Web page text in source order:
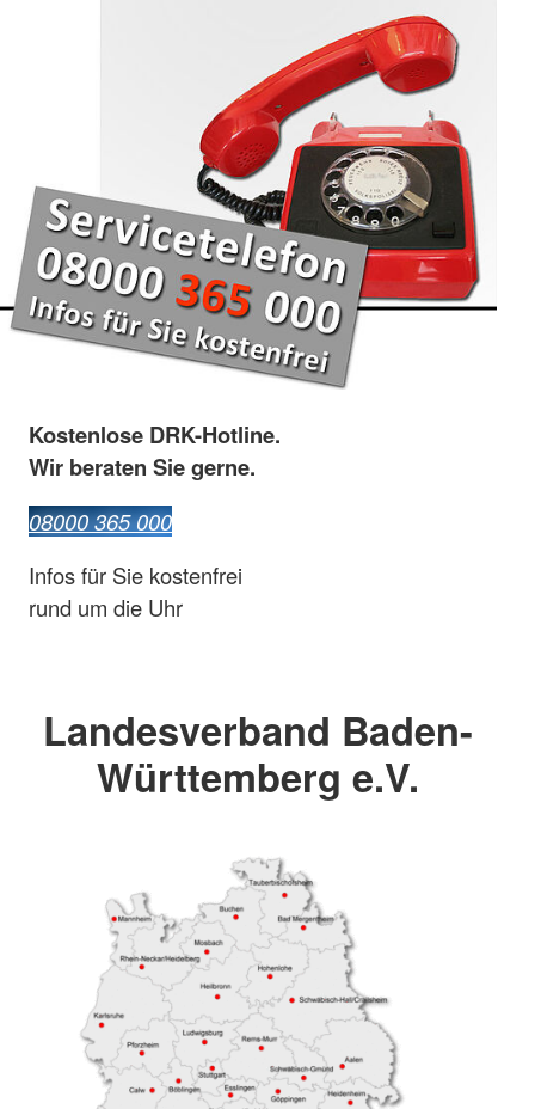
Kostenlose DRK-Hotline.
Wir beraten Sie gerne.
08000 365 000
Infos für Sie kostenfrei
rund um die Uhr
Landesverband Baden-
Württemberg e.V.